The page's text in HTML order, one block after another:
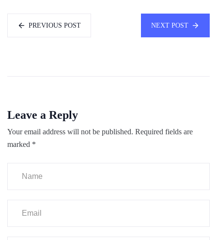
PREVIOUS POST NEXT POST
Leave a Reply
Your email address will not be published. Required fields are
marked *